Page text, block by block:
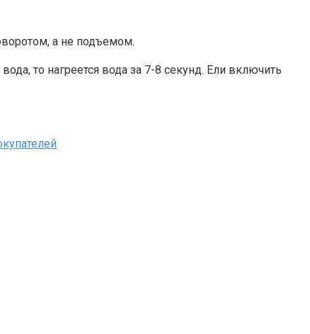
а не подъемом.
то нагреется вода за 7-8 секунд. Ели включить